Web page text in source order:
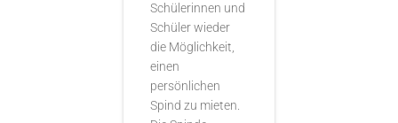
Schülerinnen und
Schüler wieder
die Möglichkeit,
einen
persönlichen
Spind zu mieten.